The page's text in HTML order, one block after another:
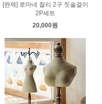
[완제] 로마네 찰리 2구 칫솔걸이
2P세트
20,000원